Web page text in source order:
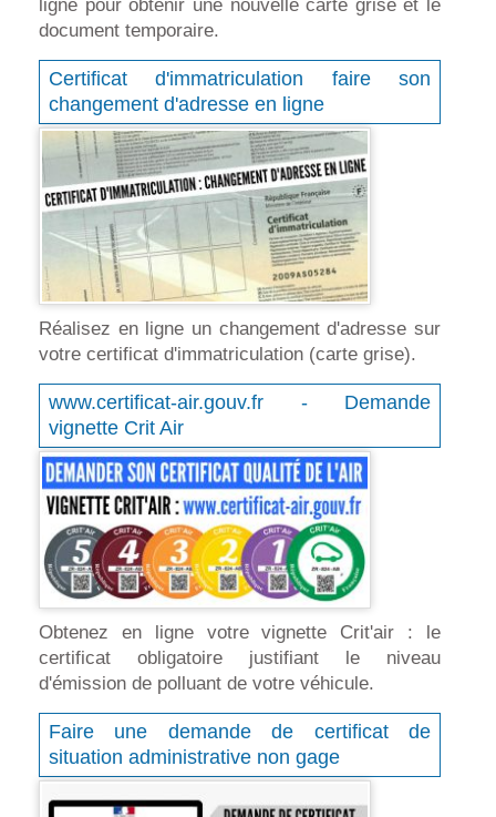
ligne pour obtenir une nouvelle carte grise et le
document temporaire.
Certificat d'immatriculation faire son
changement d'adresse en ligne
Réalisez en ligne un changement d'adresse sur
votre certificat d'immatriculation (carte grise).
www.certificat-air.gouv.fr - Demande
vignette Crit Air
Obtenez en ligne votre vignette Crit'air : le
certificat obligatoire justifiant le niveau
d'émission de polluant de votre véhicule.
Faire une demande de certificat de
situation administrative non gage